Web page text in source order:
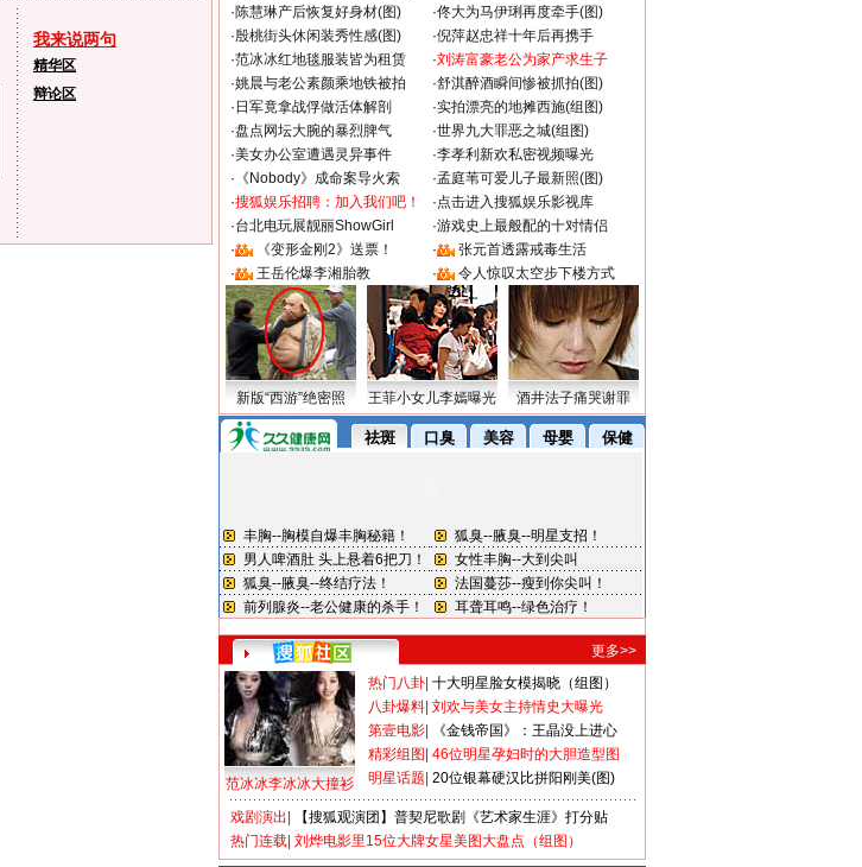
我来说两句
精华区
辩论区
·陈慧琳产后恢复好身材(图) ·佟大为马伊琍再度牵手(图)
·殷桃街头休闲装秀性感(图) ·倪萍赵忠祥十年后再携手
·范冰冰红地毯服装皆为租赁 ·刘涛富豪老公为家产求生子
·姚晨与老公素颜乘地铁被拍 ·舒淇醉酒瞬间惨被抓拍(图)
· 日军竟拿战俘做活体解剖 ·实拍漂亮的地摊西施(组图)
·盘点网坛大腕的暴烈脾气 ·世界九大罪恶之城(组图)
·美女办公室遭遇灵异事件 ·李孝利新欢私密视频曝光
· 《Nobody》成命案导火索 ·孟庭苇可爱儿子最新照(图)
·搜狐娱乐招聘：加入我们吧！ ·点击进入搜狐娱乐影视库
·台北电玩展靓丽ShowGirl ·游戏史上最般配的十对情侣
·
《变形金刚2》送票！ ·
张元首透露戒毒生活
·
王岳伦爆李湘胎教 · 令人惊叹太空步下楼方式
新版“西游”绝密照 王菲小女儿李嫣曝光 酒井法子痛哭谢罪
更多>>
范冰冰李冰冰大撞衫
热门八卦 十大明星脸女模揭晓（组图）
八卦爆料 刘欢与美女主持情史大曝光
第壹电影
《金钱帝国》：王晶没上进心
精彩组图 46位明星孕妇时的大胆造型图
明星话题 20位银幕硬汉比拼阳刚美(图)
戏剧演出
【搜狐观演团】普契尼歌剧《艺术家生涯》打分贴
热门连载 刘烨电影里15位大牌女星美图大盘点（组图）